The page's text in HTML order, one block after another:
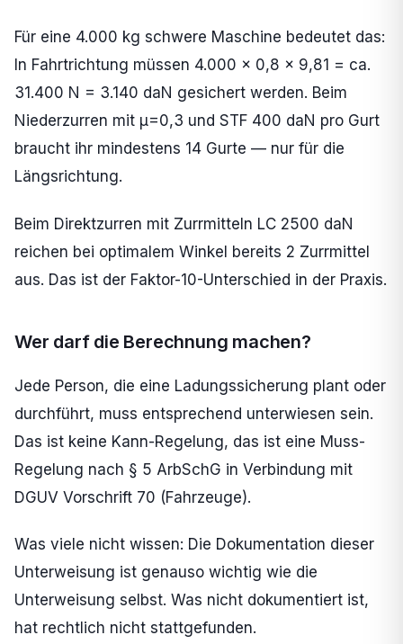
Für eine 4.000 kg schwere Maschine bedeutet das:
In Fahrtrichtung müssen 4.000 x 0,8 x 9,81 = ca.
31.400 N = 3.140 daN gesichert werden. Beim
Niederzurren mit µ=0,3 und STF 400 daN pro Gurt
braucht ihr mindestens 14 Gurte — nur für die
Längsrichtung.
Beim Direktzurren mit Zurrmitteln LC 2500 daN
reichen bei optimalem Winkel bereits 2 Zurrmittel
aus. Das ist der Faktor-10-Unterschied in der Praxis.
Wer darf die Berechnung machen?
Jede Person, die eine Ladungssicherung plant oder
durchführt, muss entsprechend unterwiesen sein.
Das ist keine Kann-Regelung, das ist eine Muss-
Regelung nach § 5 ArbSchG in Verbindung mit
DGUV Vorschrift 70 (Fahrzeuge).
Was viele nicht wissen: Die Dokumentation dieser
Unterweisung ist genauso wichtig wie die
Unterweisung selbst. Was nicht dokumentiert ist,
hat rechtlich nicht stattgefunden.